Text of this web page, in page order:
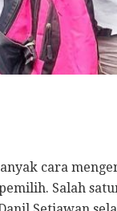
cara
Salah